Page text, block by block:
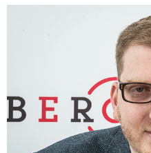
ИССЛЕДОВАНИЯ
ОБРАЗОВАНИЕ